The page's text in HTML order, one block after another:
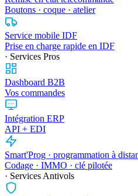
Boutons · coque · atelier
Service mobile IDF
Prise en charge rapide en IDF
· Services Pros
Dashboard B2B
Vos commandes
Intégration ERP
API + EDI
Smart'Prog · programmation à
Codage · IMMO · clé pilotée
· Services Antivols